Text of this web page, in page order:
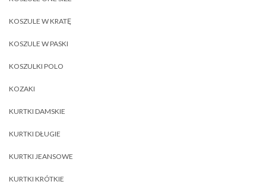
KOSZULE W KRATĘ
KOSZULE W PASKI
KOSZULKI POLO
KOZAKI
KURTKI DAMSKIE
KURTKI DŁUGIE
KURTKI JEANSOWE
KURTKI KRÓTKIE